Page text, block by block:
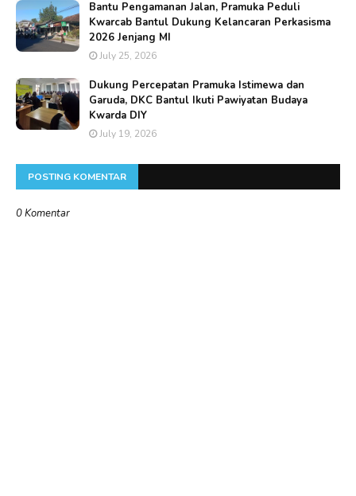
Bantu Pengamanan Jalan, Pramuka Peduli
Kwarcab Bantul Dukung Kelancaran Perkasisma
2026 Jenjang MI
July 25, 2026
Dukung Percepatan Pramuka Istimewa dan
Garuda, DKC Bantul Ikuti Pawiyatan Budaya
Kwarda DIY
July 19, 2026
POSTING KOMENTAR
0 Komentar